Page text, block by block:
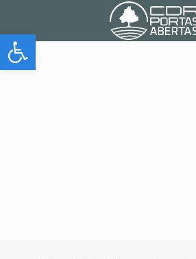
Abrir barra de herramientas